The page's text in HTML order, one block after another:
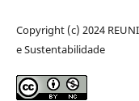
Copyright (c) 2024
e Sustentabilidade